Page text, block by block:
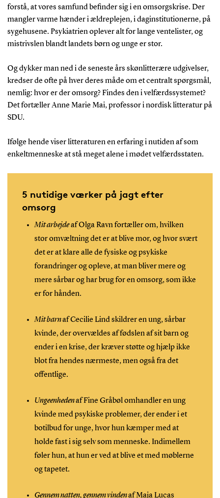
forstå, at vores samfund befinder sig i en omsorgskrise. Der
mangler varme hænder i ældreplejen, i daginstitutionerne, på
sygehusene. Psykiatrien oplever alt for lange ventelister, og
mistrivslen blandt landets børn og unge er stor.
Og dykker man ned i de seneste års skønlitterære udgivelser,
kredser de ofte på hver deres måde om et centralt spørgsmål,
nemlig: hvor er der omsorg? Findes den i velfærdssystemet?
Det fortæller Anne Marie Mai, professor i nordisk litteratur på
SDU.
Ifølge hende viser litteraturen en erfaring i nutiden af som
enkeltmenneske at stå meget alene i mødet velfærdsstaten.
5 nutidige værker på jagt efter
omsorg
Mit arbejdeaf Olga Ravn fortæller om, hvilken
stor omvæltning det er at blive mor, og hvor svært
det er at klare alle de fysiske og psykiske
forandringer og opleve, at man bliver mere og
mere sårbar og har brug for en omsorg, som ikke
er for hånden.
Mit barnaf Cecilie Lind skildrer en ung, sårbar
kvinde, der overvældes af fødslen af sit barn og
ender i en krise, der kræver støtte og hjælp ikke
blot fra hendes nærmeste, men også fra det
offentlige.
Ungeenhedenaf Fine Gråbøl omhandler en ung
kvinde med psykiske problemer, der ender i et
botilbud for unge, hvor hun kæmper med at
holde fast i sig selv som menneske. Indimellem
føler hun, at hun er ved at blive et med møblerne
og tapetet.
Gennem natten, gennem vindenaf Maja Lucas